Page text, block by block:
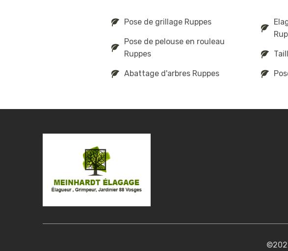
Pose de grillage Ruppes
Pose de pelouse en rouleau
Ruppes
Abattage d'arbres Ruppes